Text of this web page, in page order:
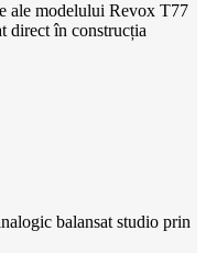
ale modelului Revox T77
direct în construcția
balansat studio prin